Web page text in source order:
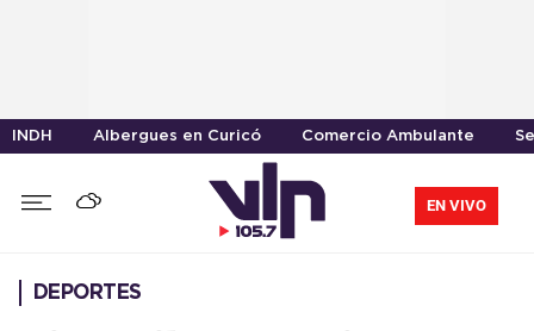
INDH Albergues en Curicó Comercio Ambulante
EN VIVO
DEPORTES